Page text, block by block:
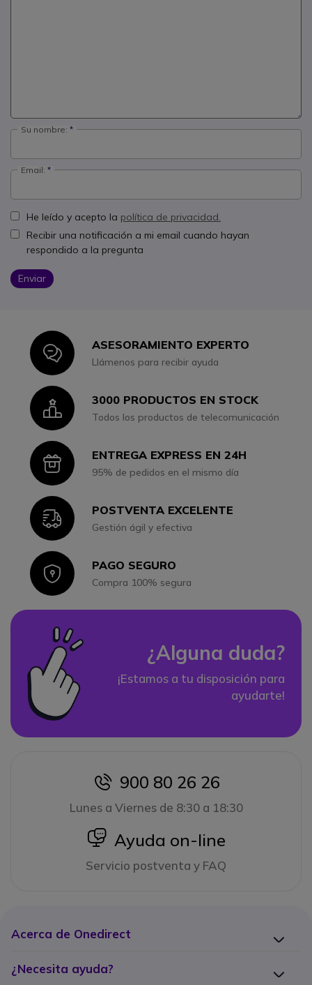
Su nombre:
Email:
He leído y acepto la política de privacidad.
Recibir una notificación a mi email cuando hayan
respondido a la pregunta
Enviar
IconASESORAMIENTO EXPERTO
Llámenos para recibir ayuda
Icon3000 PRODUCTOS EN STOCK
Todos los productos de telecomunicación
IconENTREGA EXPRESS EN 24H
95% de pedidos en el mismo día
IconPOSTVENTA EXCELENTE
Gestión ágil y efectiva
IconPAGO SEGURO
Compra 100% segura
¿Alguna duda?
¡Estamos a tu disposición para
ayudarte!
icon
900 80 26 26
Lunes a Viernes de 8:30 a 18:30
icon
Ayuda on-line
Servicio postventa y FAQ
Acerca de Onedirect
¿Necesita ayuda?